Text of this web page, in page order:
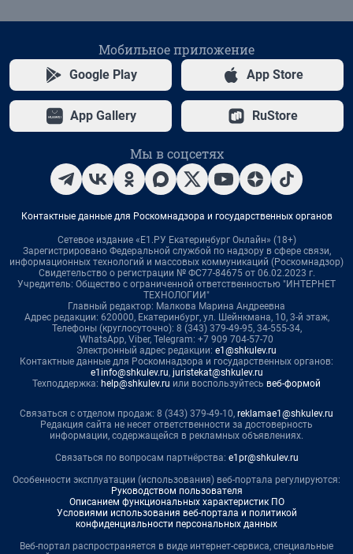
Мобильное приложение
Google Play App Store
App Gallery RuStore
Мы в соцсетях
Контактные данные для Роскомнадзора и государственных органов
Сетевое издание «Е1.РУ Екатеринбург Онлайн» (18+)
Зарегистрировано Федеральной службой по надзору в сфере связи,
информационных технологий и массовых коммуникаций (Роскомнадзор)
Свидетельство о регистрации № ФС77-84675 от 06.02.2023 г.
Учредитель: Общество с ограниченной ответственностью "ИНТЕРНЕТ
ТЕХНОЛОГИИ"
Главный редактор: Малкова Марина Андреевна
Адрес редакции: 620000, Екатеринбург, ул. Шейнкмана, 10, 3-й этаж,
Телефоны (круглосуточно): 8 (343) 379-49-95, 34-555-34,
WhatsApp, Viber, Telegram: +7 909 704-57-70
Электронный адрес редакции: e1@shkulev.ru
Контактные данные для Роскомнадзора и государственных органов:
e1info@shkulev.ru, juristekat@shkulev.ru
Техподдержка: help@shkulev.ru или воспользуйтесь веб-формой
Связаться с отделом продаж: 8 (343) 379-49-10, reklamae1@shkulev.ru
Редакция сайта не несет ответственности за достоверность
информации, содержащейся в рекламных объявлениях.
Связаться по вопросам партнёрства: e1pr@shkulev.ru
Особенности эксплуатации (использования) веб-портала регулируются:
Руководством пользователя
Описанием функциональных характеристик ПО
Условиями использования веб-портала и политикой
конфиденциальности персональных данных
Веб-портал распространяется в виде интернет-сервиса, специальные